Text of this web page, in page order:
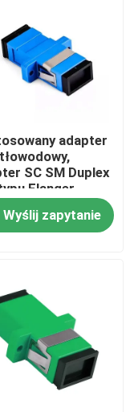
adapter
SC SM Duplex
Flanger
Wyślij zapytanie